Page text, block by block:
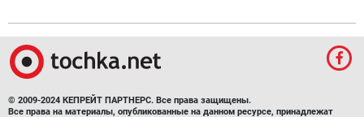
© 2009-2024 КЕПРЕЙТ ПАРТНЕРС. Все права защищены.
Все права на материалы, опубликованные на данном ресурсе, принадлежат